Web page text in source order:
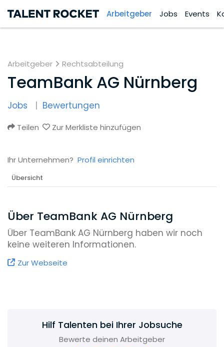
Arbeitgeber Jobs Events
Arbeitgeber Rechtsabteilung
TeamBank AG Nürnberg
Jobs Bewertungen
Teilen Zur Merkliste hinzufügen
Ihr Unternehmen? Profil einrichten
Übersicht
Über TeamBank AG Nürnberg
Über TeamBank AG Nürnberg haben wir noch
keine weiteren Informationen.
Zur Webseite
Hilf Talenten bei Ihrer Jobsuche
Bewerte deinen Arbeitgeber